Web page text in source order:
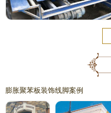
膨胀聚苯板装饰线脚案例